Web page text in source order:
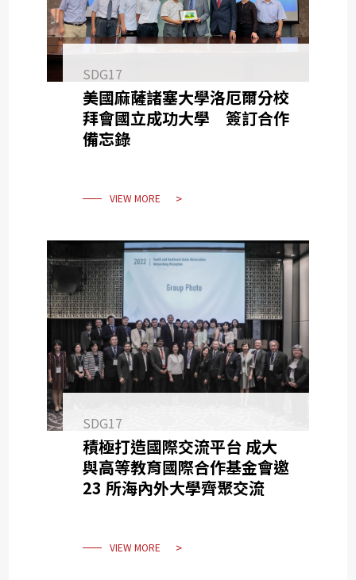
SDG17
美國麻薩諸塞大學洛厄爾分校
拜會國立成功大學 簽訂合作
備忘錄
VIEW MORE
SDG17
積極打造國際交流平台 成大
與高等教育國際合作基金會邀
23 所海內外大學齊聚交流
VIEW MORE